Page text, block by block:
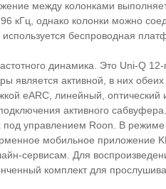
между колонками
кГц, однако колонки можно
беспроводная
динамика. Это Uni-Q
является активной, в них
eARC, линейный,
активного сабвуфера.
управлением Roon. В режиме
мобильное приложение
сервисам. Для
комплект для